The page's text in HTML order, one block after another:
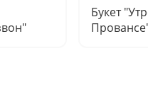
Букет